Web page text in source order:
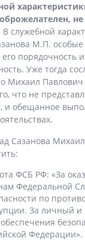
не
В служебной
М.П. особые
порядочность и
Уже тогда
Михаил Павлович
что не
и обещанное
Сазанова
ФСБ РФ: «За
Федеральной
по
За личный и
Федерации».